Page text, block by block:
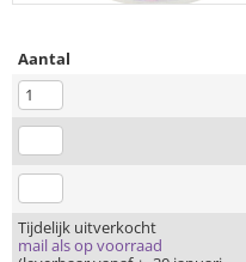
Aantal
Tijdelijk uitverkocht
mail als op voorraad